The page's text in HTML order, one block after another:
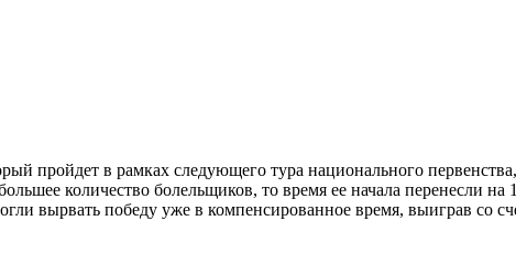
пройдет в рамках следующего тура национального
количество болельщиков, то время ее начала перенесли
вырвать победу уже в компенсированное время, выиграв со